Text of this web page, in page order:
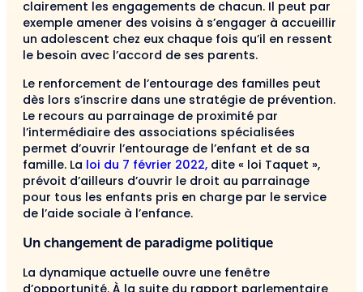
clairement les engagements de chacun. Il peut par
exemple amener des voisins à s’engager à accueillir
un adolescent chez eux chaque fois qu’il en ressent
le besoin avec l’accord de ses parents.
Le renforcement de l’entourage des familles peut
dès lors s’inscrire dans une stratégie de prévention.
Le recours au parrainage de proximité par
l’intermédiaire des associations spécialisées
permet d’ouvrir l’entourage de l’enfant et de sa
famille. La loi du 7 février 2022, dite « loi Taquet »,
prévoit d’ailleurs d’ouvrir le droit au parrainage
pour tous les enfants pris en charge par le service
de l’aide sociale à l’enfance.
Un changement de paradigme politique
La dynamique actuelle ouvre une fenêtre